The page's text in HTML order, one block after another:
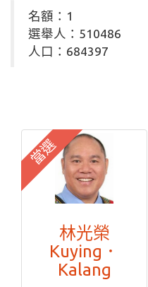
名額：1
選舉人：510486
人口：684397
當選
林光榮
Kuying．
Kalang